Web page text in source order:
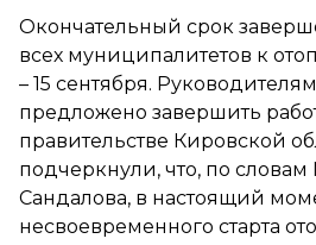
Окончательный срок
всех муниципалитетов к
– 15 сентября.
предложено завершить
правительстве Кировской
подчеркнули, что, по
Сандалова, в настоящий
несвоевременного старта